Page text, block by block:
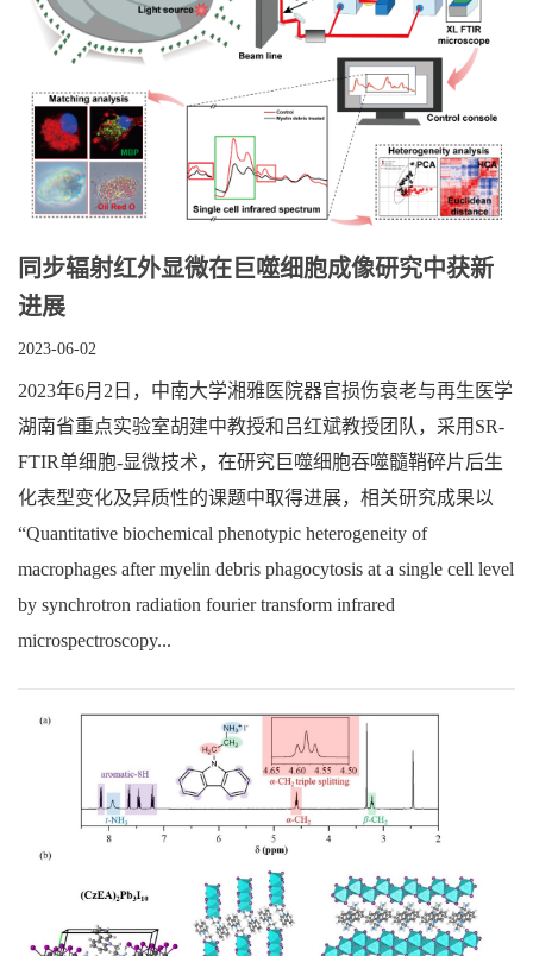
同步辐射红外显微在巨噬细胞成像研究中获新
进展
2023-06-02
2023年6月2日，中南大学湘雅医院器官损伤衰老与再生医学
湖南省重点实验室胡建中教授和吕红斌教授团队，采用SR-
FTIR单细胞-显微技术，在研究巨噬细胞吞噬髓鞘碎片后生
化表型变化及异质性的课题中取得进展，相关研究成果以
“Quantitative biochemical phenotypic heterogeneity of
macrophages after myelin debris phagocytosis at a single cell level
by synchrotron radiation fourier transform infrared
microspectroscopy...